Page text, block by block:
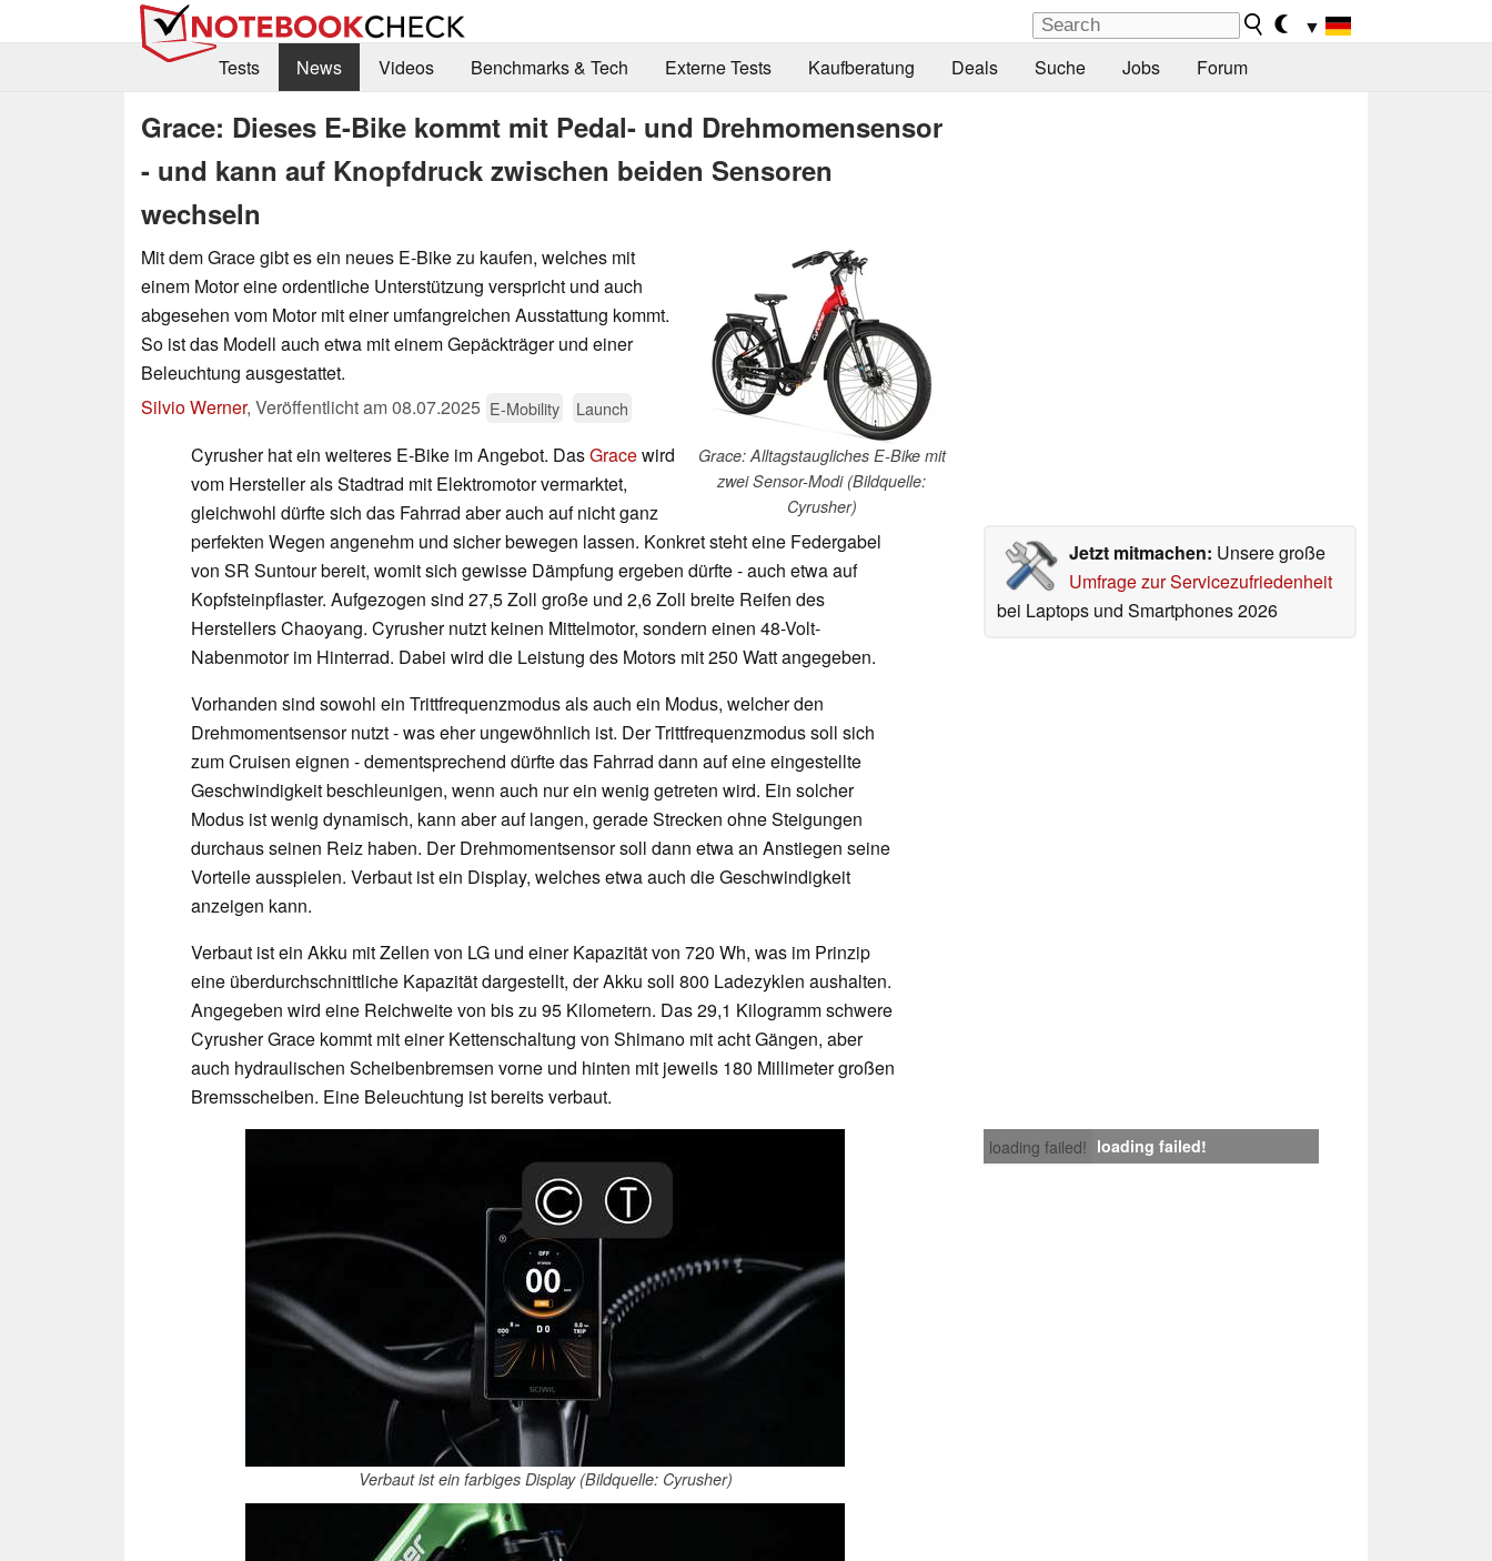
▼
Tests
News Videos Benchmarks & Tech Externe Tests Kaufberatung Deals Suche Jobs Forum
Grace: Dieses E-Bike kommt mit Pedal- und Drehmomensensor
- und kann auf Knopfdruck zwischen beiden Sensoren
wechseln
Grace: Alltagstaugliches E-Bike mit
zwei Sensor-Modi (Bildquelle:
Cyrusher)
Mit dem Grace gibt es ein neues E-Bike zu kaufen, welches mit
einem Motor eine ordentliche Unterstützung verspricht und auch
abgesehen vom Motor mit einer umfangreichen Ausstattung kommt.
So ist das Modell auch etwa mit einem Gepäckträger und einer
Beleuchtung ausgestattet.
Silvio Werner, Veröffentlicht am08.07.2025 E-Mobility Launch
Jetzt mitmachen: Unsere große
Umfrage zur Servicezufriedenheit
bei Laptops und Smartphones 2026
Cyrusher hat ein weiteres E-Bike im Angebot. DasGracewird
vom Hersteller als Stadtrad mit Elektromotor vermarktet,
gleichwohl dürfte sich das Fahrrad aber auch auf nicht ganz
perfekten Wegen angenehm und sicher bewegen lassen. Konkret steht eine Federgabel
von SR Suntour bereit, womit sich gewisse Dämpfung ergeben dürfte - auch etwa auf
Kopfsteinpflaster. Aufgezogen sind 27,5 Zoll große und 2,6 Zoll breite Reifen des
Herstellers Chaoyang. Cyrusher nutzt keinen Mittelmotor, sondern einen 48-Volt-
Nabenmotor im Hinterrad. Dabei wird die Leistung des Motors mit 250 Watt angegeben.
Vorhanden sind sowohl ein Trittfrequenzmodus als auch ein Modus, welcher den
Drehmomentsensor nutzt - was eher ungewöhnlich ist. Der Trittfrequenzmodus soll sich
zum Cruisen eignen - dementsprechend dürfte das Fahrrad dann auf eine eingestellte
Geschwindigkeit beschleunigen, wenn auch nur ein wenig getreten wird. Ein solcher
Modus ist wenig dynamisch, kann aber auf langen, gerade Strecken ohne Steigungen
durchaus seinen Reiz haben. Der Drehmomentsensor soll dann etwa an Anstiegen seine
Vorteile ausspielen. Verbaut ist ein Display, welches etwa auch die Geschwindigkeit
anzeigen kann.
Verbaut ist ein Akku mit Zellen von LG und einer Kapazität von 720 Wh, was im Prinzip
eine überdurchschnittliche Kapazität dargestellt, der Akku soll 800 Ladezyklen aushalten.
Angegeben wird eine Reichweite von bis zu 95 Kilometern. Das 29,1 Kilogramm schwere
Cyrusher Grace kommt mit einer Kettenschaltung von Shimano mit acht Gängen, aber
auch hydraulischen Scheibenbremsen vorne und hinten mit jeweils 180 Millimeter großen
Bremsscheiben. Eine Beleuchtung ist bereits verbaut.
loading failed! loading failed!
Verbaut ist ein farbiges Display (Bildquelle: Cyrusher)